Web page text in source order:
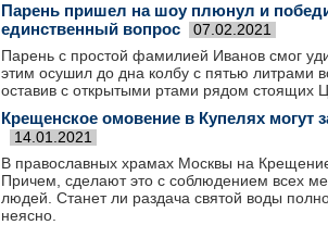
Парень пришел на шоу плюнул и
единственный вопрос
07.02.2021
Парень с простой фамилией Иванов смог
этим осушил до дна колбу с пятью литрами
оставив с открытыми ртами рядом стоящих
Крещенское омовение в Купелях могут
14.01.2021
В православных храмах Москвы на Крещение
Причем, сделают это с соблюдением всех
людей. Станет ли раздача святой воды
неясно.